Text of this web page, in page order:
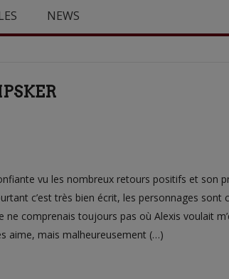
NEWS
vu les nombreux retours positifs et son
c’est très bien écrit, les personnages
comprenais toujours pas où Alexis voulait
aime, mais malheureusement (…)